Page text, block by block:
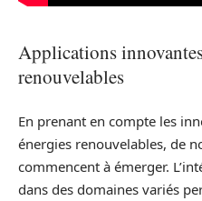
Applications
renouvelables
En prenant en compte les
énergies renouvelables, de
commencent à émerger.
dans des domaines variés